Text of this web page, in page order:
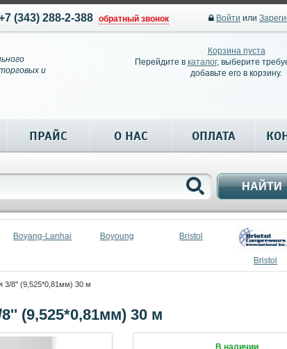
(343) 288-2-388 обратный звонок Войти или
и
Корзина пуста
Перейдите в каталог, выберите
добавьте его в корзину.
ПРАЙС О НАС ОПЛАТА
НАЙТИ
Boyang-Lanhai Boyoung Bristol
Bristol
3/8'' (9,525*0,81мм) 30 м
(9,525*0,81мм) 30 м
В наличии